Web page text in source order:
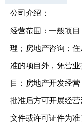
公司类型
独
公司介绍：
经营范围：一般项
理；房地产咨询；
准的项目外，凭营
目：房地产开发经
批准后方可开展经
文件或许可证件为准